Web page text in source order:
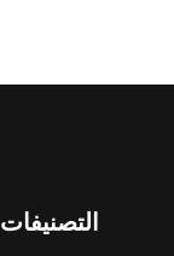
التصنيفات